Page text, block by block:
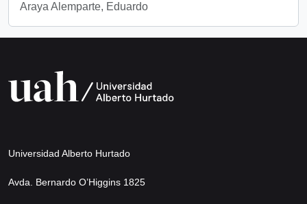
Araya Alemparte, Eduardo
Universidad Alberto Hurtado
Avda. Bernardo O’Higgins 1825